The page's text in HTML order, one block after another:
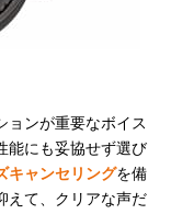
ョンが重要なボイス
能にも妥協せず選び
キャンセリングを備
えて、クリアな声だ